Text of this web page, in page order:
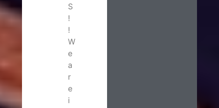
S
!
!
W
e
a
r
e
i